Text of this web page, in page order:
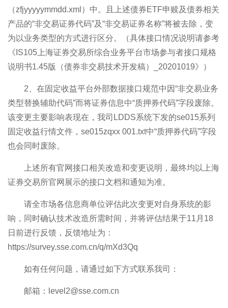
（zfjyyyyymmdd.xml）中。且上述债券ETF申赎及债券相关
产品的“非交易证券代码”及“非交易证券名称”将被去除，变
为以业务类型的方式进行区分。（具体接口情况说明请参考
《IS105上海证券交易所综合业务平台市场参与者接口规格
说明书1.45版（债券非交易技术开发稿）_20201019》）
2、在固定收益平台外部数据接口规范中因“非交易业务
类型替换辅助代码”而将证券信息中“质押券代码”字段废除。
该变更主要影响表现在，我司LDDS系统下发的se015系列
固定收益行情文件，se015zqxx 001.txt中“质押券代码”字段
也会同时废除。
上述所有官网接口相关改造和变更说明，最终均以上海
证券交易所官网展示的接口文档和通知为准。
请全市场各信息商单位评估此次变更对自身系统的影
响，同时确认技术改造所需时间，并将评估结果于11月18
日前进行反馈，反馈地址为：
https://survey.sse.com.cn/q/mXd3Qq
如有任何问题，请通过如下方式联系我司：
邮箱：level2@sse.com.cn